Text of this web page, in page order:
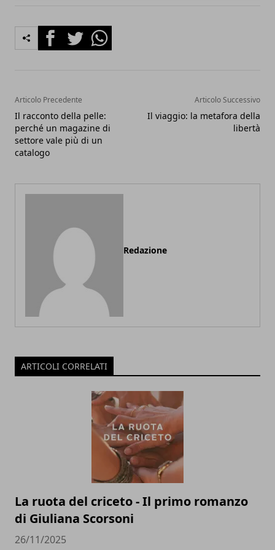
FacebookTwitterWhatsapp
Articolo Precedente
Il racconto della pelle:
perché un magazine di
settore vale più di un
catalogo
Articolo Successivo
Il viaggio: la metafora della
libertà
Redazione
ARTICOLI CORRELATI
La ruota del criceto - Il primo romanzo
di Giuliana Scorsoni
26/11/2025